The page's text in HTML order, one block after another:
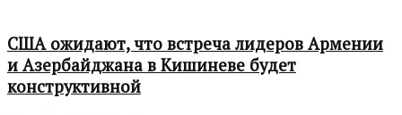
США ожидают, что встреча лидеров Армении
и Азербайджана в Кишиневе будет
конструктивной